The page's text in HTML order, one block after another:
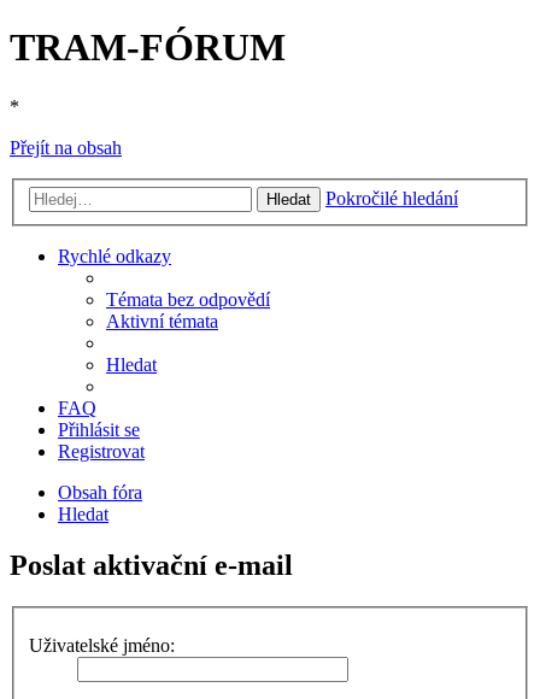
TRAM-FÓRUM
*
Přejít na obsah
Hledat Pokročilé hledání
Rychlé odkazy
Témata bez odpovědí
Aktivní témata
Hledat
FAQ
Přihlásit se
Registrovat
Obsah fóra
Hledat
Poslat aktivační e-mail
Uživatelské jméno: